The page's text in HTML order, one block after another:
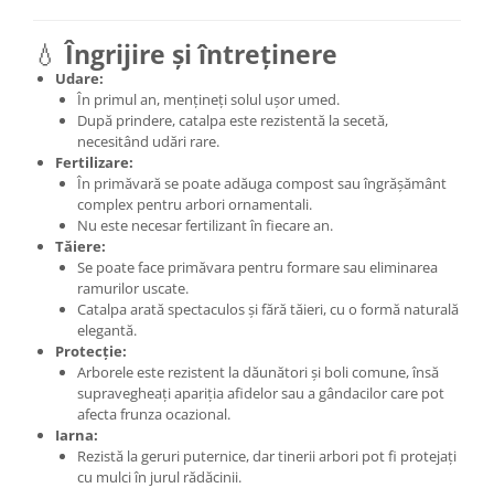
💧Îngrijire și întreținere
Udare:
În primul an, mențineți solul ușor umed.
După prindere, catalpa este rezistentă la secetă,
necesitând udări rare.
Fertilizare:
În primăvară se poate adăuga compost sau îngrășământ
complex pentru arbori ornamentali.
Nu este necesar fertilizant în fiecare an.
Tăiere:
Se poate face primăvara pentru formare sau eliminarea
ramurilor uscate.
Catalpa arată spectaculos și fără tăieri, cu o formă naturală
elegantă.
Protecție:
Arborele este rezistent la dăunători și boli comune, însă
supravegheați apariția afidelor sau a gândacilor care pot
afecta frunza ocazional.
Iarna:
Rezistă la geruri puternice, dar tinerii arbori pot fi protejați
cu mulci în jurul rădăcinii.